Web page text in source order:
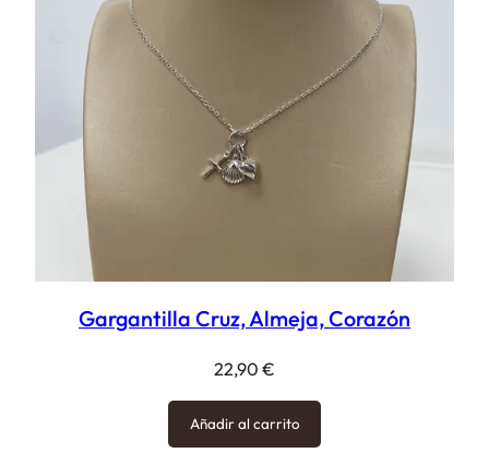
Gargantilla Cruz, Almeja, Corazón
22,90 €
Añadir al carrito